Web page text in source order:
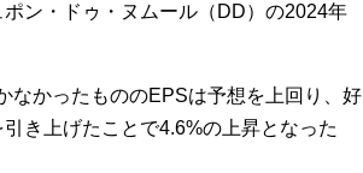
ン・ドゥ・ヌムール（DD）の2024年
なかったもののEPSは予想を上回り、好
き上げたことで4.6%の上昇となった